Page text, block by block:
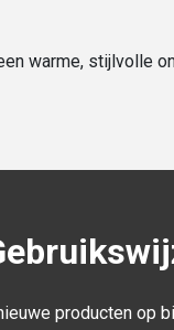
warme, stijlvolle
producten op